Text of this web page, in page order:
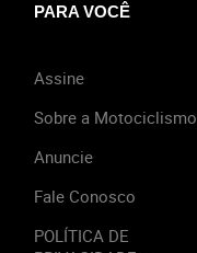
PARA VOCÊ
Assine
Sobre a Motociclismo
Anuncie
Fale Conosco
POLÍTICA DE